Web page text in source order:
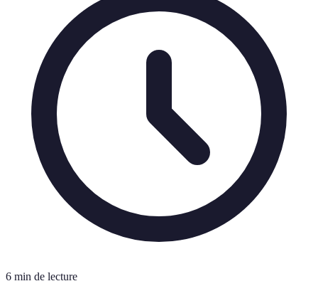
6 min de lecture